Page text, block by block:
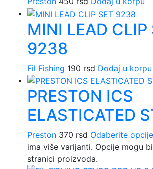
MINI LEAD CLIP
9238
Fil Fishing 190 rsd Dodaj u korpu
PRESTON ICS
ELASTICATED
Preston 370 rsd Odaberite opcije
ima više varijanti. Opcije mogu
stranici proizvoda.